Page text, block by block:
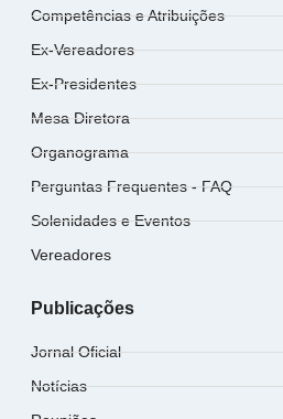
Competências e Atribuições
Ex-Vereadores
Ex-Presidentes
Mesa Diretora
Organograma
Perguntas Frequentes - FAQ
Solenidades e Eventos
Vereadores
Publicações
Jornal Oficial
Notícias